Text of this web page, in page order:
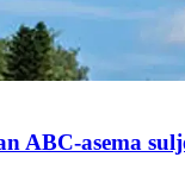
ABC-asema